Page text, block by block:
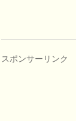
スポンサーリンク